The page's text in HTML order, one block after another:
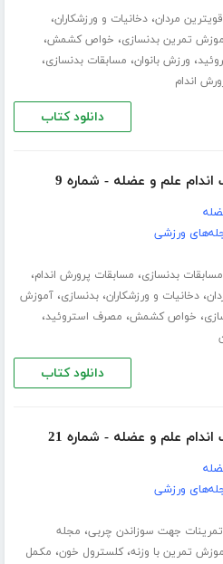
قویترین مردان،دخانیات و ورزشکاران،
تمرین بدنسازی، خواص کشمش،
، ورزش بانوان، مسابقات بدنسازی،
اندام
دانلود کتاب
علم و عضله - شماره 9
ورزشی
مسابقات بدنسازی، مسابقات پرورش اندام،
،دخانیات و ورزشکاران،بدنسازی،آموزش
، خواص کشمش، مصرف استروئید،
دانلود کتاب
علم و عضله - شماره 21
ورزشی
تمرینات جهت سوزاندن چربی، مجله
تمرین با وزنه،کلسترول خون، مکمل